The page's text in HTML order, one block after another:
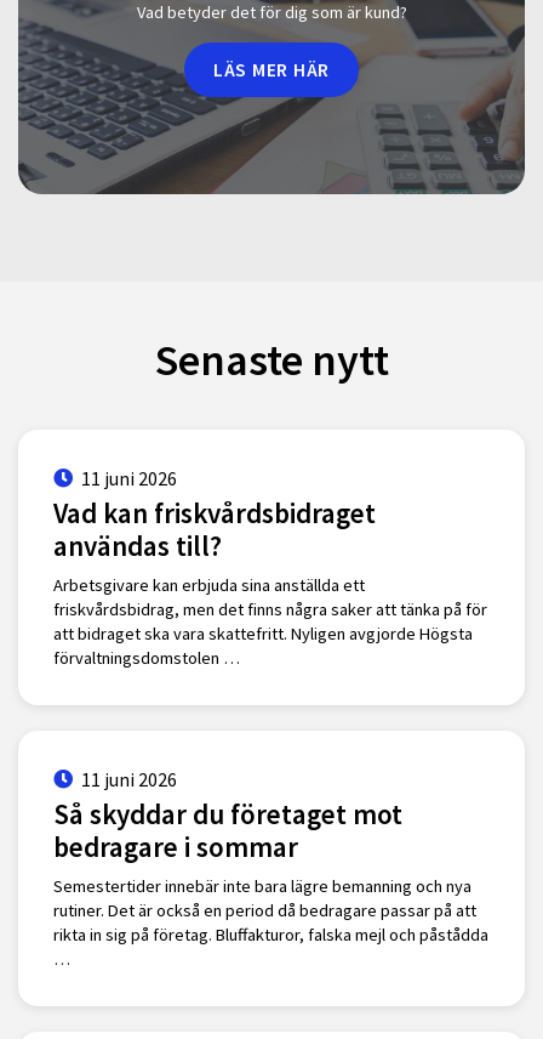
Vad betyder det för dig som är kund?
LÄS MER HÄR
Senaste nytt
11 juni 2026
Vad kan friskvårdsbidraget
användas till?
Arbetsgivare kan erbjuda sina anställda ett
friskvårdsbidrag, men det finns några saker att tänka på för
att bidraget ska vara skattefritt. Nyligen avgjorde Högsta
förvaltningsdomstolen …
11 juni 2026
Så skyddar du företaget mot
bedragare i sommar
Semestertider innebär inte bara lägre bemanning och nya
rutiner. Det är också en period då bedragare passar på att
rikta in sig på företag. Bluffakturor, falska mejl och påstådda
…